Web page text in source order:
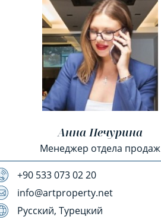
Анна Печурина
Менеджер отдела продаж
+90 533 073 02 20
info@artproperty.net
Русский, Турецкий